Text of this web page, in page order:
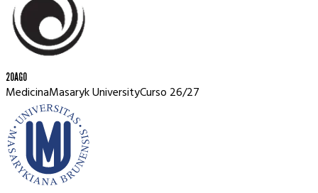
20AGO
MedicinaMasaryk UniversityCurso 26/27